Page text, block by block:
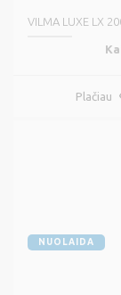
VILMA LUXE LX
Plačiau
NUOLAIDA